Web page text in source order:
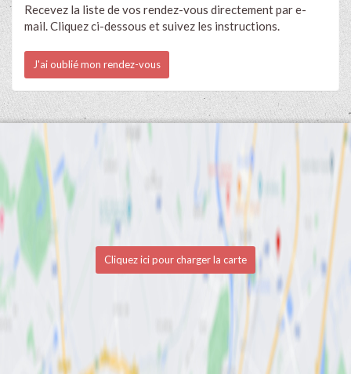
Recevez la liste de vos rendez-vous directement par e-
mail. Cliquez ci-dessous et suivez les instructions.
J'ai oublié mon rendez-vous
Cliquez ici pour charger la carte